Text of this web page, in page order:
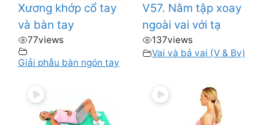
Xương khớp cổ tay
và bàn tay
77views
Giải phẫu bàn ngón tay
V57. Nằm tập xoay
ngoài vai với tạ
137views
Vai và bả vai (V & Bv)